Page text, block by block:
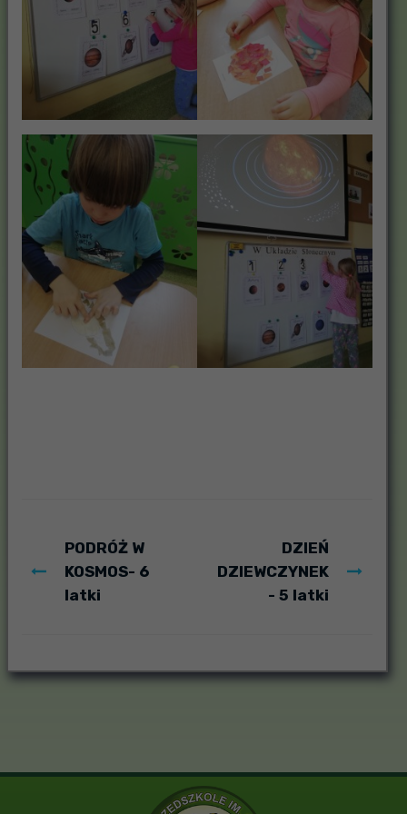
PODRÓŻ W
KOSMOS- 6
latki
DZIEŃ
DZIEWCZYNEK
- 5 latki